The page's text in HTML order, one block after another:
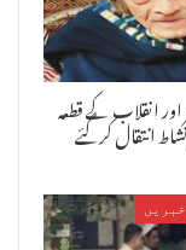
انقلاب کے قطعہ
انتقال کرگئے
خبریں